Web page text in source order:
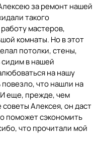
за ремонт нашей
такого
мастеров,
комнаты. Но в этот
потолки, стены,
в нашей
на нашу
что нашли на
И еще, прежде, чем
Алексея, он даст
поможет сэкономить
что прочитали мой